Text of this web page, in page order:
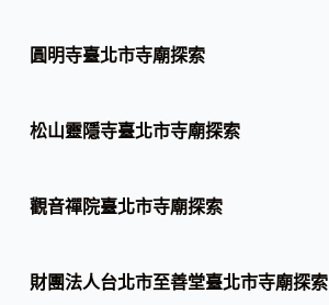
圓明寺臺北市寺廟探索
松山靈隱寺臺北市寺廟探索
觀音禪院臺北市寺廟探索
財團法人台北市至善堂臺北市寺廟探索